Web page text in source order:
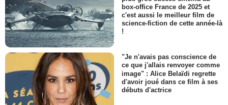
box-office France de 2025 et
c'est aussi le meilleur film de
science-fiction de cette année-là
!
"Je n'avais pas conscience de
ce que j'allais renvoyer comme
image" : Alice Belaïdi regrette
d'avoir joué dans ce film à ses
débuts d'actrice